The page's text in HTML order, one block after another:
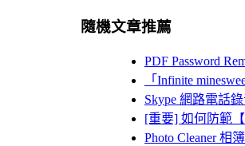
隨機文章推薦
PDF Password
「Infinite
Skype 網路電話錄
[重要] 如何防範
Photo Cleaner 相